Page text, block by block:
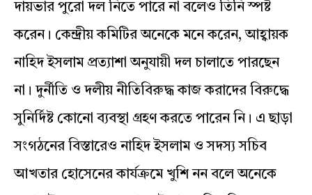
দায়ভার পুরো দল নিতে পারে না বলেও তিনি স্পষ্ট
করেন। কেন্দ্রীয় কমিটির অনেকে মনে করেন, আহ্বায়ক
নাহিদ ইসলাম প্রত্যাশা অনুযায়ী দল চালাতে পারছেন
না। দুর্নীতি ও দলীয় নীতিবিরুদ্ধ কাজ করাদের বিরুদ্ধে
সুনির্দিষ্ট কোনো ব্যবস্থা গ্রহণ করতে পারেন নি। এ ছাড়া
সংগঠনের বিস্তারেও নাহিদ ইসলাম ও সদস্য সচিব
আখতার হোসেনের কার্যক্রমে খুশি নন বলে অনেকে